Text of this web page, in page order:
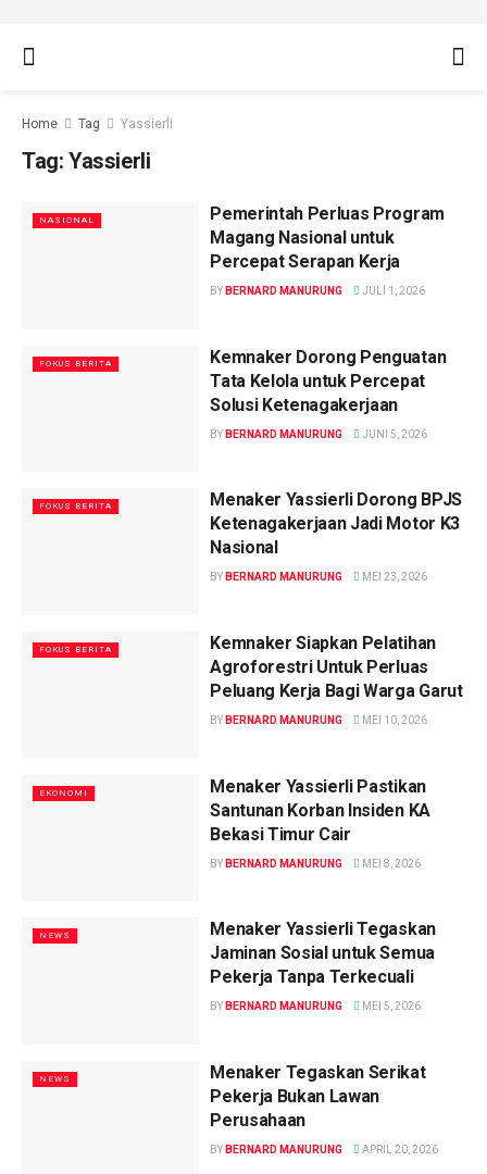
Home Tag Yassierli
Tag: Yassierli
NASIONAL
Pemerintah Perluas Program
Magang Nasional untuk
Percepat Serapan Kerja
BY BERNARD MANURUNG JULI 1, 2026
FOKUS BERITA
Kemnaker Dorong Penguatan
Tata Kelola untuk Percepat
Solusi Ketenagakerjaan
BY BERNARD MANURUNG JUNI 5, 2026
FOKUS BERITA
Menaker Yassierli Dorong BPJS
Ketenagakerjaan Jadi Motor K3
Nasional
BY BERNARD MANURUNG MEI 23, 2026
FOKUS BERITA
Kemnaker Siapkan Pelatihan
Agroforestri Untuk Perluas
Peluang Kerja Bagi Warga Garut
BY BERNARD MANURUNG MEI 10, 2026
EKONOMI
Menaker Yassierli Pastikan
Santunan Korban Insiden KA
Bekasi Timur Cair
BY BERNARD MANURUNG MEI 8, 2026
NEWS
Menaker Yassierli Tegaskan
Jaminan Sosial untuk Semua
Pekerja Tanpa Terkecuali
BY BERNARD MANURUNG MEI 5, 2026
NEWS
Menaker Tegaskan Serikat
Pekerja Bukan Lawan
Perusahaan
BY BERNARD MANURUNG APRIL 20, 2026